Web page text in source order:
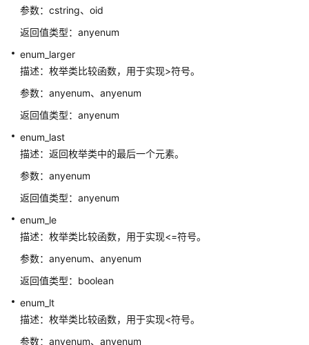
践
性
能
白
皮
书
API
参
SDK
考
场
代
码
示
参数：cstring、oid
返回值类型：anyenum
enum_larger
描述：枚举类比较函数，用于实现>符号。
参数：anyenum、anyenum
返回值类型：anyenum
enum_last
描述：返回枚举类中的最后一个元素。
参数：anyenum
返回值类型：anyenum
enum_le
描述：枚举类比较函数，用于实现<=符号。
参数：anyenum、anyenum
返回值类型：boolean
enum_lt
描述：枚举类比较函数，用于实现<符号。
参数：anyenum、anyenum